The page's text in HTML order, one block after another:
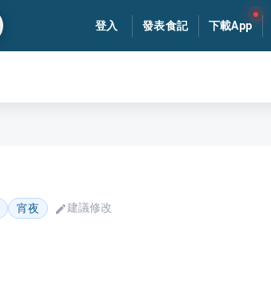
登入 發表食記 下載App
宵夜 建議修改